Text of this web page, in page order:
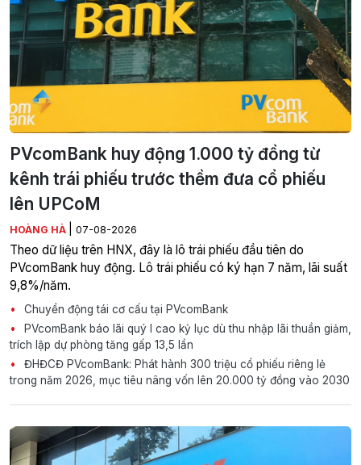
PVcomBank huy động 1.000 tỷ đồng từ
kênh trái phiếu trước thềm đưa cổ phiếu
lên UPCoM
HOÀNG HÀ 07-08-2026
Theo dữ liệu trên HNX, đây là lô trái phiếu đầu tiên do
PVcomBank huy động. Lô trái phiếu có ký hạn 7 năm, lãi suất
9,8%/năm.
Chuyển động tái cơ cấu tại PVcomBank
PVcomBank báo lãi quý I cao kỷ lục dù thu nhập lãi thuần giảm,
trích lập dự phòng tăng gấp 13,5 lần
ĐHĐCĐ PVcomBank: Phát hành 300 triệu cổ phiếu riêng lẻ
trong năm 2026, mục tiêu nâng vốn lên 20.000 tỷ đồng vào 2030